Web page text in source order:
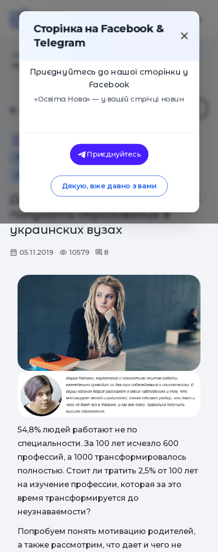
Особистий досвід
Як це працює
Освіта в Україні
Достало: Почему (не) стоит
получать образование в
украинских вузах
05.11.2019 10579 8
54,8% людей работают не по
специальности. За 100 лет исчезло 600
профессий, а 1000 трансформировалось
полностью. Стоит ли тратить 2,5% от 100 лет
на изучение профессии, которая за это
время трансформируется до
неузнаваемости?
Попробуем понять мотивацию родителей,
а также рассмотрим, что дает и чего не
Сторінка на Facebook &
Telegram
Приєднуйтесь до нашої сторінки у
Facebook
«Освіта Нова» — у вашій стрічці новин
Приєднуйтесь
Дякую, вже давно з вами